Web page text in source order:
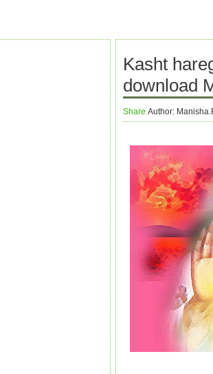
Kasht
download
Share Author: